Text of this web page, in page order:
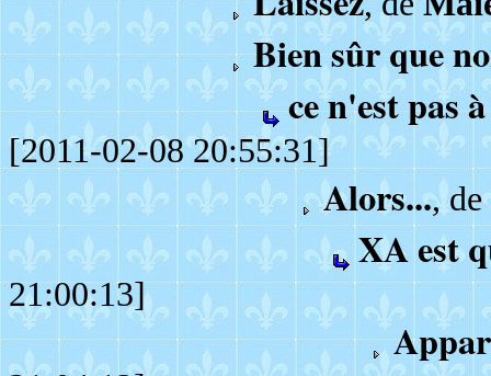
Bien sûr que
ce n'est pas
[2011-02-08 20:55:31]
Alors..., de
XA est
21:00:13]